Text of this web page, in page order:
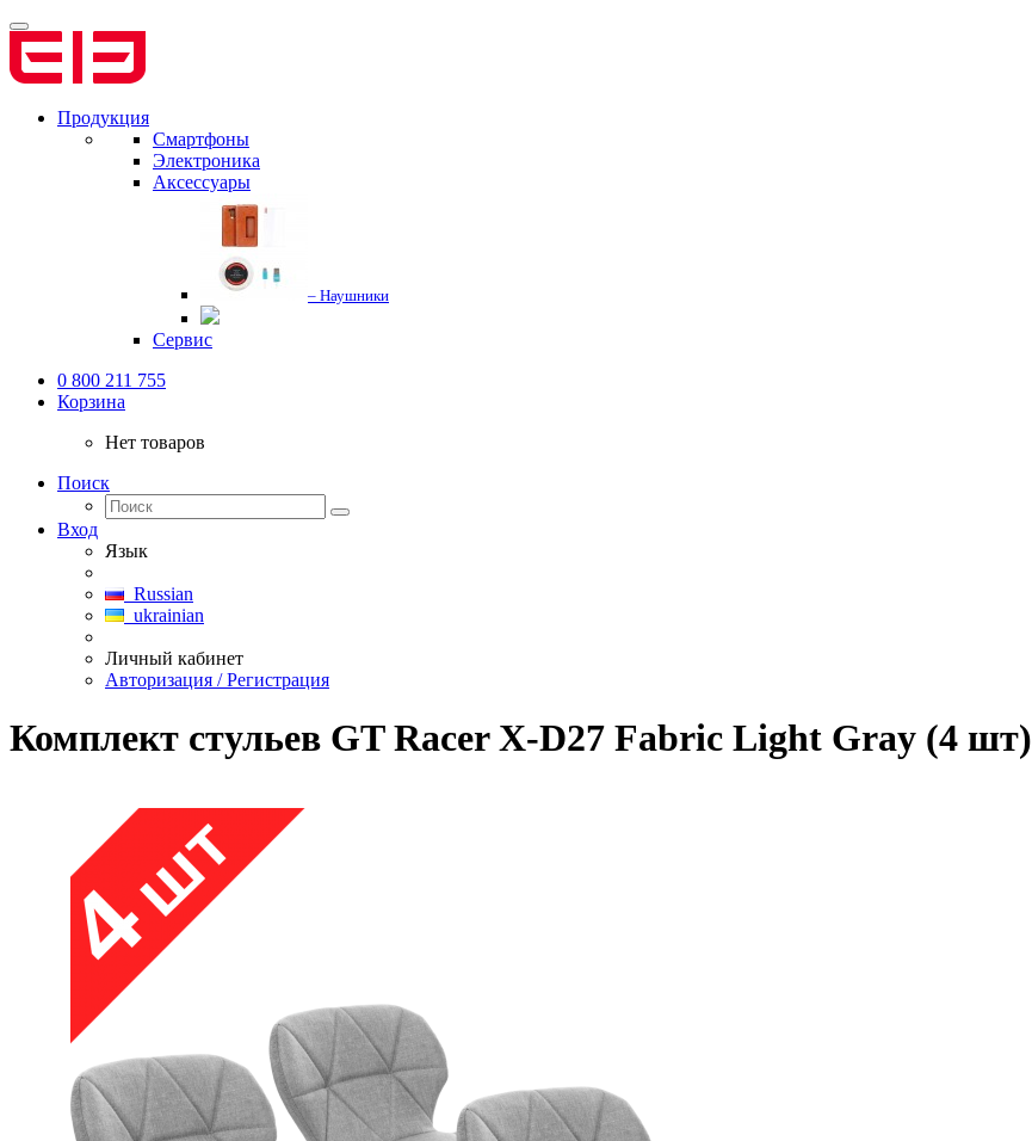
Продукция
Смартфоны
Электроника
Аксессуары
– Наушники
Сервис
0 800 211 755
Корзина
Нет товаров
Поиск
Вход
Язык
Russian
ukrainian
Личный кабинет
Авторизация / Регистрация
Комплект стульев GT Racer X-D27 Fabric Light Gray (4 шт)